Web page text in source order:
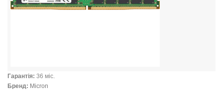
Гарантія: 36 міс.
Бренд: Micron